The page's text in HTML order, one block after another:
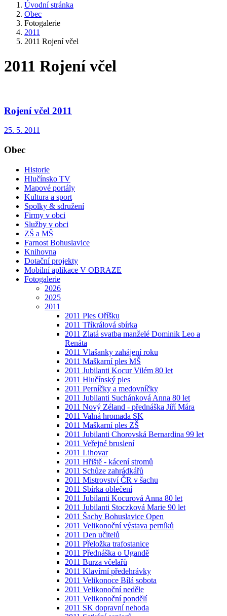
Úvodní stránka
Obec
Fotogalerie
2011
2011 Rojení včel
2011 Rojení včel
Rojení včel 2011
25. 5. 2011
Obec
Historie
Hlučínsko TV
Mapové portály
Kultura a sport
Spolky & sdružení
Firmy v obci
Služby v obci
ZŠ a MŠ
Farnost Bohuslavice
Knihovna
Dotační projekty
Mobilní aplikace V OBRAZE
Fotogalerie
2026
2025
2011
2011 Ples Oříšku
2011 Tříkrálová sbírka
2011 Zlatá svatba manželé Dominik Leo a
Renáta
2011 Vlašanky zahájení roku
2011 Maškarní ples MŠ
2011 Jubilanti Kocur Vilém 80 let
2011 Hlučínský ples
2011 Perníčky a medovníčky
2011 Jubilanti Suchánková Anna 80 let
2011 Nový Zéland - přednáška Jiří Mára
2011 Valná hromada SK
2011 Maškarní ples ZŠ
2011 Jubilanti Chorovská Bernardina 99 let
2011 Veřejné bruslení
2011 Lihovar
2011 Hřiště - kácení stromů
2011 Schůze zahrádkářů
2011 Mistrovství ČR v šachu
2011 Sbírka oblečení
2011 Jubilanti Kocurová Anna 80 let
2011 Jubilanti Stoczková Marie 90 let
2011 Šachy Bohuslavice Open
2011 Velikonoční výstava perníků
2011 Den učitelů
2011 Přeložka trafostanice
2011 Přednáška o Ugandě
2011 Burza včelařů
2011 Klavírní předehrávky
2011 Velikonoce Bílá sobota
2011 Velikonoční neděle
2011 Velikonoční pondělí
2011 SK dopravní nehoda